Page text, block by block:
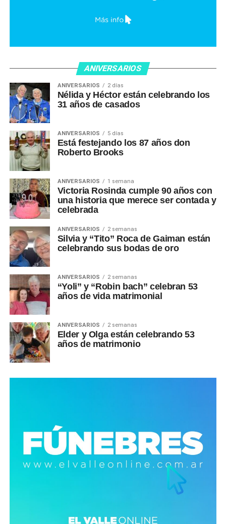
ANIVERSARIOS
ANIVERSARIOS 2 días
Nélida y Héctor están celebrando los
31 años de casados
ANIVERSARIOS 5 días
Está festejando los 87 años don
Roberto Brooks
ANIVERSARIOS 1 semana
Victoria Rosinda cumple 90 años con
una historia que merece ser contada y
celebrada
ANIVERSARIOS 2 semanas
Silvia y “Tito” Roca de Gaiman están
celebrando sus bodas de oro
ANIVERSARIOS 2 semanas
“Yoli” y “Robin bach” celebran 53
años de vida matrimonial
ANIVERSARIOS 2 semanas
Elder y Olga están celebrando 53
años de matrimonio